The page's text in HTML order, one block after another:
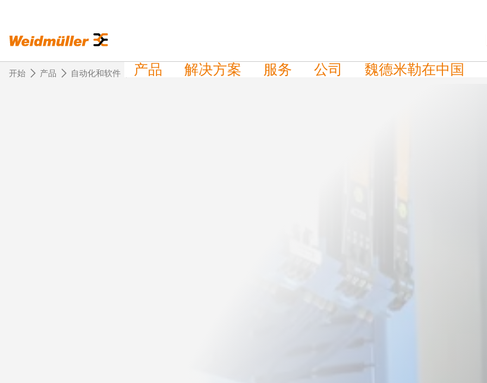
产品 解决方案 服务 公司 魏德米勒在中国
开始 产品 自动化和软件 I/O 系统